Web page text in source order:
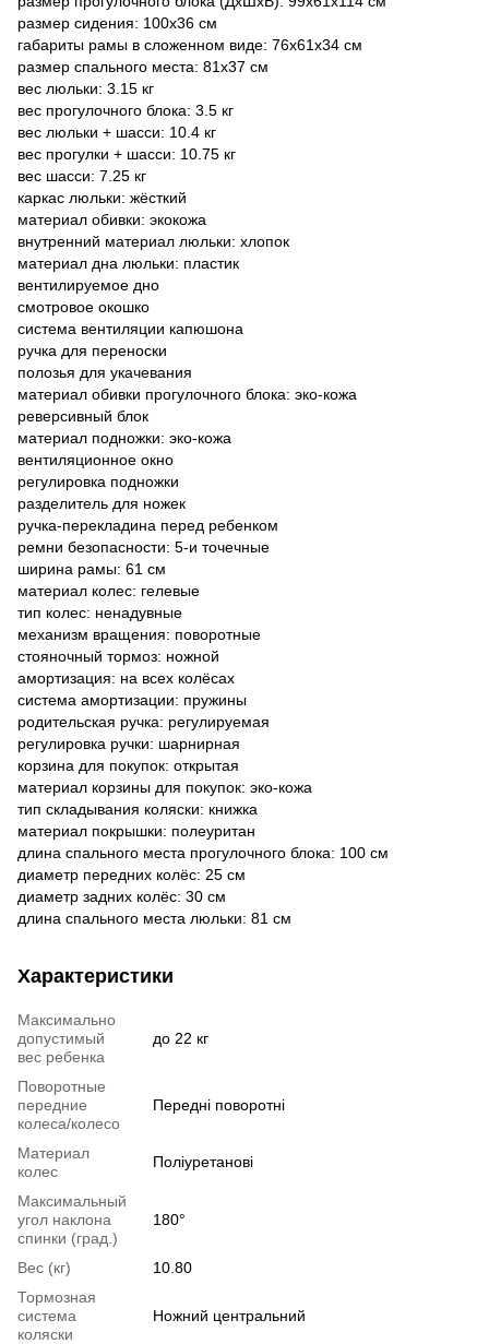
размер сидения: 100х36 см
габариты рамы в сложенном виде: 76х61х34 см
размер спального места: 81х37 см
вес люльки: 3.15 кг
вес прогулочного блока: 3.5 кг
вес люльки + шасси: 10.4 кг
вес прогулки + шасси: 10.75 кг
вес шасси: 7.25 кг
каркас люльки: жёсткий
материал обивки: экокожа
внутренний материал люльки: хлопок
материал дна люльки: пластик
вентилируемое дно
смотровое окошко
система вентиляции капюшона
ручка для переноски
полозья для укачевания
материал обивки прогулочного блока: эко-кожа
реверсивный блок
материал подножки: эко-кожа
вентиляционное окно
регулировка подножки
разделитель для ножек
ручка-перекладина перед ребенком
ремни безопасности: 5-и точечные
ширина рамы: 61 см
материал колес: гелевые
тип колес: ненадувные
механизм вращения: поворотные
стояночный тормоз: ножной
амортизация: на всех колёсах
система амортизации: пружины
родительская ручка: регулируемая
регулировка ручки: шарнирная
корзина для покупок: открытая
материал корзины для покупок: эко-кожа
тип складывания коляски: книжка
материал покрышки: полеуритан
длина спального места прогулочного блока: 100 см
диаметр передних колёс: 25 см
диаметр задних колёс: 30 см
длина спального места люльки: 81 см
Характеристики
Максимально
допустимый
вес ребенка
до 22 кг
Поворотные
передние
колеса/колесо
Передні поворотні
Материал
колес
Поліуретанові
Максимальный
угол наклона
спинки (град.)
180°
Вес (кг)
10.80
Тормозная
система
коляски
Ножний центральний